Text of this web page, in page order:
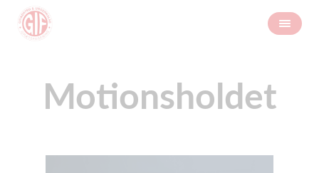
Motionsholdet